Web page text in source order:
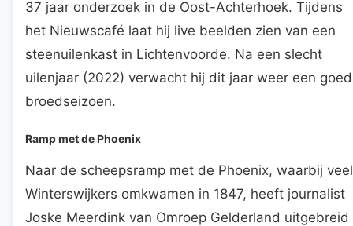
37 jaar onderzoek in de Oost-Achterhoek. Tijdens
het Nieuwscafé laat hij live beelden zien van een
steenuilenkast in Lichtenvoorde. Na een slecht
uilenjaar (2022) verwacht hij dit jaar weer een goed
broedseizoen.
Ramp met de Phoenix
Naar de scheepsramp met de Phoenix, waarbij veel
Winterswijkers omkwamen in 1847, heeft journalist
Joske Meerdink van Omroep Gelderland uitgebreid